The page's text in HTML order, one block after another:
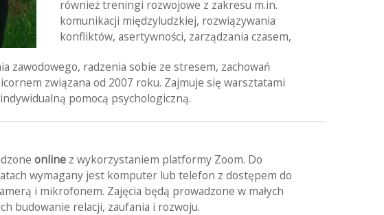
również treningi rozwojowe z zakresu m.in.
komunikacji międzyludzkiej, rozwiązywania
konfliktów, asertywności, zarządzania czasem,
zawodowego, radzenia sobie ze stresem, zachowań
związana od 2007 roku. Zajmuje się warsztatami
pomocą psychologiczną.
online z wykorzystaniem platformy Zoom. Do
wymagany jest komputer lub telefon z dostępem do
i mikrofonem. Zajęcia będą prowadzone w małych
budowanie relacji, zaufania i rozwoju.